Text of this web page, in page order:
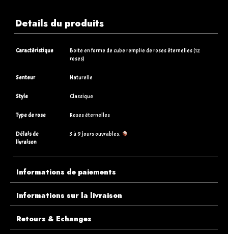
Details du produits
Caractéristique
Boite en forme de cube remplie de roses éternelles (12
roses)
Senteur Naturelle
Style Classique
Type de rose Roses éternelles
Délais de
livraison
3 à 9 jours ouvrables.
Informations de paiements
Informations sur la livraison
Retours & Echanges